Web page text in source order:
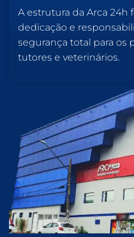
A estrutura da Arca 24h
dedicação e
segurança total para os
tutores e veterinários.